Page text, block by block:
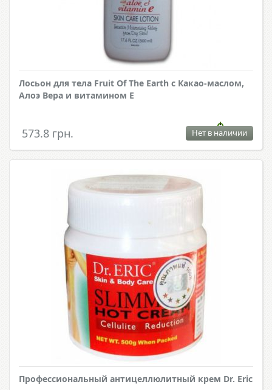
Лосьон для тела Fruit Of The Earth с Какао-маслом,
Алоэ Вера и витамином Е
573.8 грн. Нет в наличии
Профессиональный антицеллюлитный крем Dr. Eric